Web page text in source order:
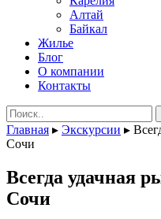
Алтай
Байкал
Жилье
Блог
О компании
Контакты
Поиск:
Главная ▸ Экскурсии ▸
Сочи
Всегда удачная
Сочи